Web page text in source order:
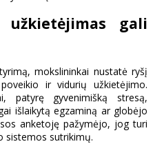
gali
mokslininkai nustatė ryšį
ir vidurių užkietėjimo.
patyrę gyvenimišką stresą,
išlaikytą egzaminą ar globėjo
anketoję pažymėjo, jog turi
sistemos sutrikimų.